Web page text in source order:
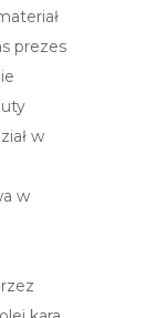
prezes
w
w